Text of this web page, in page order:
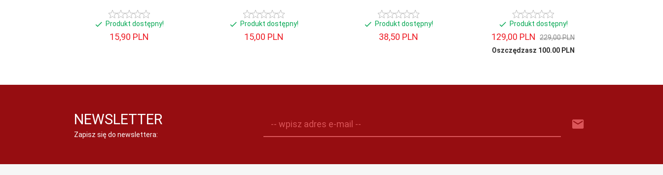
Produkt dostępny!
15,90 PLN
Produkt dostępny!
15,00 PLN
Produkt dostępny!
38,50 PLN
Produkt dostępny!
129,00 PLN
229,00 PLN
Oszczędzasz 100.00 PLN
NEWSLETTER
Zapisz się do newslettera:
-- wpisz adres e-mail --